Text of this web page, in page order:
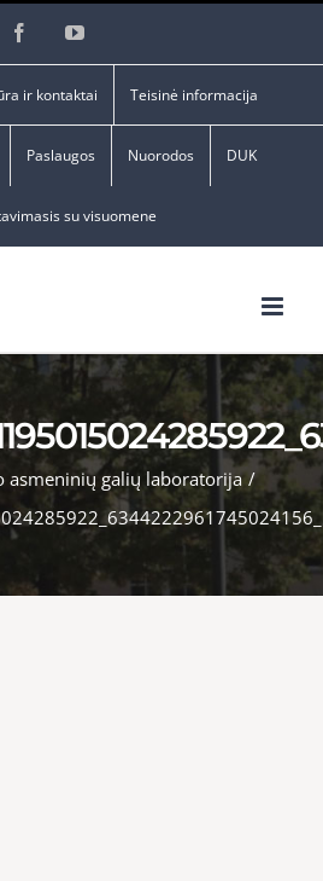
FacebookYouTube
ir kontaktai Teisinė informacija
Paslaugos Nuorodos DUK
su visuomene
asmeninių galių laboratorija /